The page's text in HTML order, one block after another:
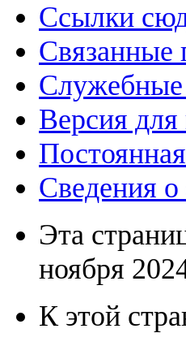
Ссылки
Связанные
Версия для
Сведения о
Эта
ноября
К этой